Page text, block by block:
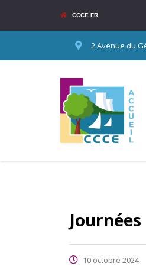
CCCE.FR
2 Avenue du
10 octobre 2024